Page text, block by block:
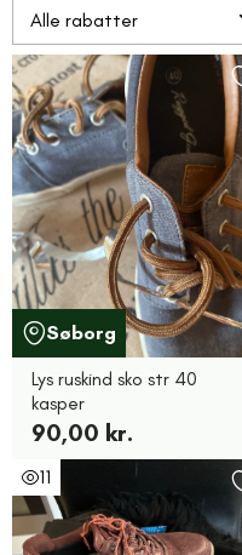
Søborg
Lys ruskind sko str 40
kasper
90,00 kr.
11